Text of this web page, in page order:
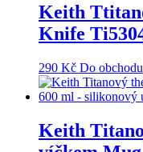
Keith
Knife
290 Kč Do obchodu
Keith